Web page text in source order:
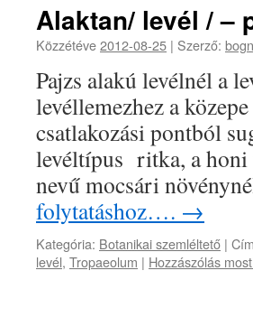
Alaktan/ levél / –
Közzétéve2012-08-25 | Szerző:
Pajzs alakú levélnél a
levéllemezhez a
csatlakozási pontból
levéltípus ritka, a
nevű mocsári
folytatáshoz…. →
Kategória: Botanikai szemléltető |
levél, Tropaeolum | Hozzászólás